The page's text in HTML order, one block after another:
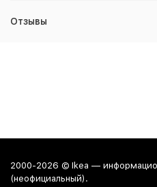
Отзывы
2000-2026 © Ikea —
(неофициальный).